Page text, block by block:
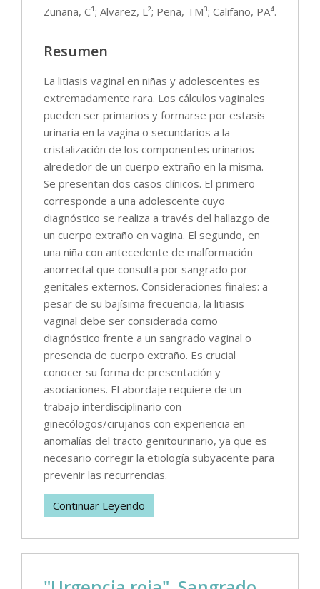
Zunana, C¹; Alvarez, L²; Peña, TM³; Califano, PA⁴.
Resumen
La litiasis vaginal en niñas y adolescentes es
extremadamente rara. Los cálculos vaginales
pueden ser primarios y formarse por estasis
urinaria en la vagina o secundarios a la
cristalización de los componentes urinarios
alrededor de un cuerpo extraño en la misma.
Se presentan dos casos clínicos. El primero
corresponde a una adolescente cuyo
diagnóstico se realiza a través del hallazgo de
un cuerpo extraño en vagina. El segundo, en
una niña con antecedente de malformación
anorrectal que consulta por sangrado por
genitales externos. Consideraciones finales: a
pesar de su bajísima frecuencia, la litiasis
vaginal debe ser considerada como
diagnóstico frente a un sangrado vaginal o
presencia de cuerpo extraño. Es crucial
conocer su forma de presentación y
asociaciones. El abordaje requiere de un
trabajo interdisciplinario con
ginecólogos/cirujanos con experiencia en
anomalías del tracto genitourinario, ya que es
necesario corregir la etiología subyacente para
prevenir las recurrencias.
Continuar Leyendo